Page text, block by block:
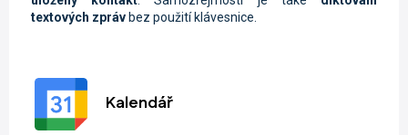
textových zpráv bez použití klávesnice.
Kalendář